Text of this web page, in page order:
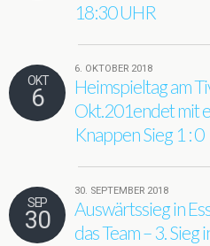
18:30 UHR
OKT
6
6. OKTOBER 2018
Heimspieltag am
Okt.201endet mit
Knappen Sieg 1 : 0
SEP
30
30. SEPTEMBER 2018
Auswärtssieg in
das Team – 3. Sieg